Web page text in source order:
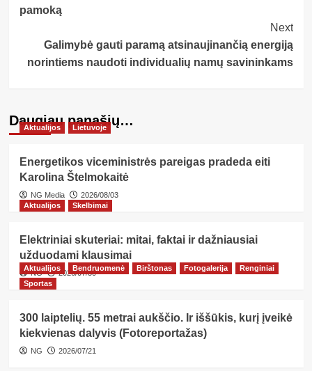
pamoką
Next
Galimybė gauti paramą atsinaujinančią energiją
norintiems naudoti individualių namų savininkams
Daugiau panašių…
Aktualijos Lietuvoje
Energetikos viceministrės pareigas pradeda eiti
Karolina Štelmokaitė
NG Media
2026/08/03
Aktualijos
Skelbimai
Elektriniai skuteriai: mitai, faktai ir dažniausiai
užduodami klausimai
NG 2026/07/30
Aktualijos Bendruomenė Birštonas Fotogalerija
Renginiai
Sportas
300 laiptelių. 55 metrai aukščio. Ir iššūkis, kurį įveikė
kiekvienas dalyvis (Fotoreportažas)
NG 2026/07/21